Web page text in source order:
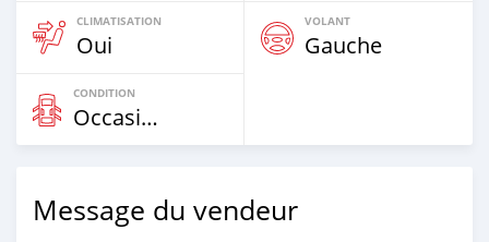
CLIMATISATION
Oui
VOLANT
Gauche
CONDITION
Occasion
Message du vendeur